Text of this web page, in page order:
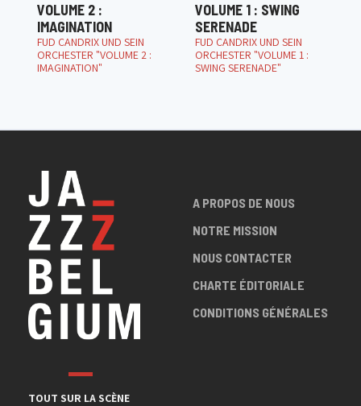
VOLUME 2 :
IMAGINATION
FUD CANDRIX UND SEIN
ORCHESTER "VOLUME 2 :
IMAGINATION"
VOLUME 1 : SWING
SERENADE
FUD CANDRIX UND SEIN
ORCHESTER "VOLUME 1 :
SWING SERENADE"
TOUT SUR LA SCÈNE
A PROPOS DE NOUS
NOTRE MISSION
NOUS CONTACTER
CHARTE ÉDITORIALE
CONDITIONS GÉNÉRALES